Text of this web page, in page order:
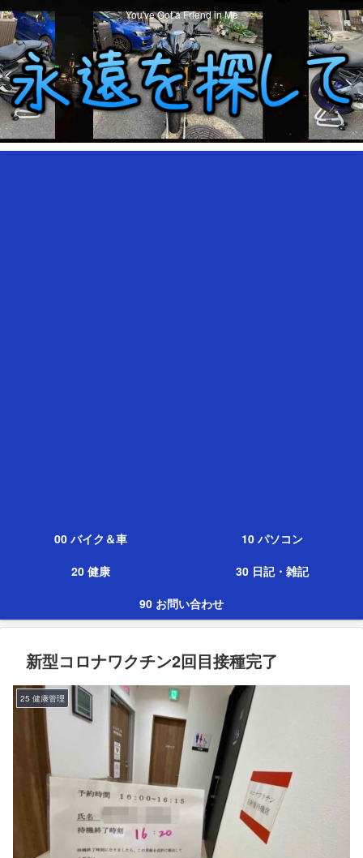
You've Got a Friend in Me
00 バイク＆車
10 パソコン
20 健康
30 日記・雑記
90 お問い合わせ
新型コロナワクチン2回目接種完了
25 健康管理